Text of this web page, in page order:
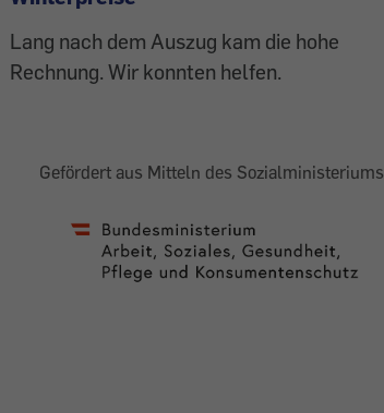
Lang nach dem Auszug kam die hohe
Rechnung. Wir konnten helfen.
Gefördert aus Mitteln des Sozialministeriums